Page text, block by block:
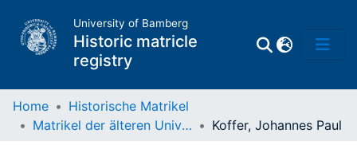
University of Bamberg
Historic matricle
registry
Home
Historische Matrikel
Matrikel der älteren Universität
Koffer, Johannes Paul